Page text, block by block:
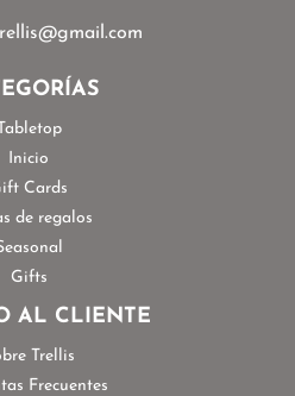
Inicio
Cards
de regalos
Gifts
AL CLIENTE
Trellis
Frecuentes